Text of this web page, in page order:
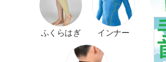
ふくらはぎ インナー